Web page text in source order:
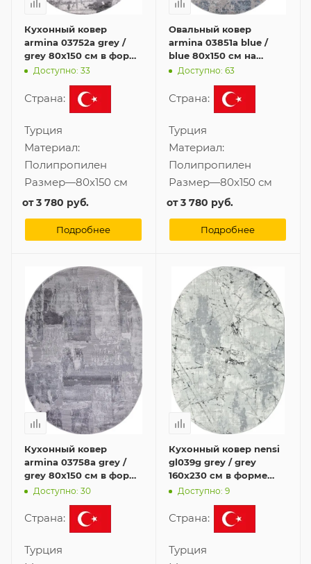
Кухонный ковер
armina 03752a grey /
grey 80x150 см в форме
овала
Доступно: 33
Страна:
Турция
Материал:
Полипропилен
Размер—80x150 см
от3 780 руб.
Подробнее
Овальный ковер
armina 03851a blue /
blue 80x150 см на
кухню
Доступно: 63
Страна:
Турция
Материал:
Полипропилен
Размер—80x150 см
от3 780 руб.
Подробнее
Кухонный ковер
armina 03758a grey /
grey 80x150 см в форме
овала
Доступно: 30
Страна:
Турция
Кухонный ковер nensi
gl039g grey / grey
160x230 см в форме
овала
Доступно: 9
Страна:
Турция